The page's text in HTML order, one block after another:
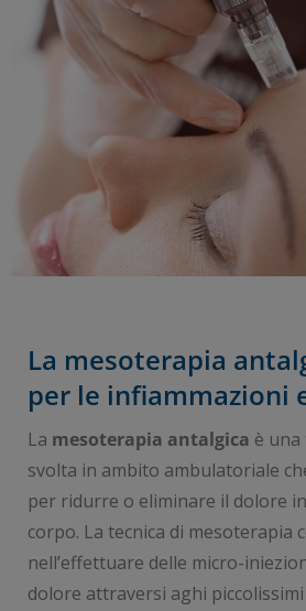
La mesoterapia
per le infiammazioni
La mesoterapia antalgica è una
svolta in ambito ambulatoriale
per ridurre o eliminare il dolore
corpo. La tecnica di mesoterapia
nell’effettuare delle micro-
dolore attraversi aghi piccolissimi